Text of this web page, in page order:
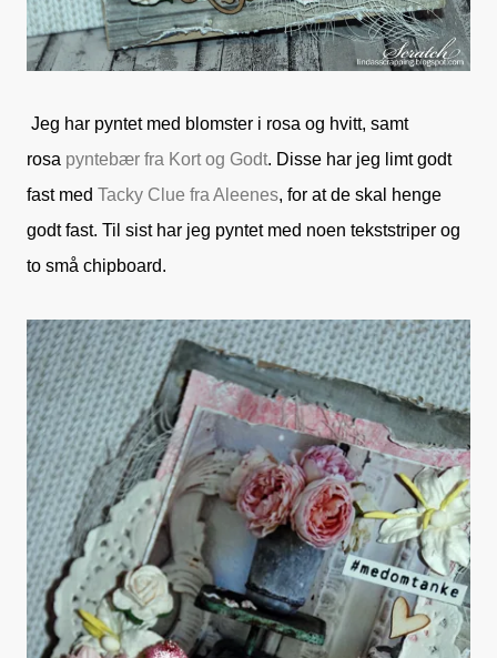
Jeg har pyntet med blomster i rosa og hvitt, samt
rosa pyntebær fra Kort og Godt. Disse har jeg limt godt
fast med Tacky Clue fra Aleenes, for at de skal henge
godt fast. Til sist har jeg pyntet med noen tekststriper og
to små chipboard.